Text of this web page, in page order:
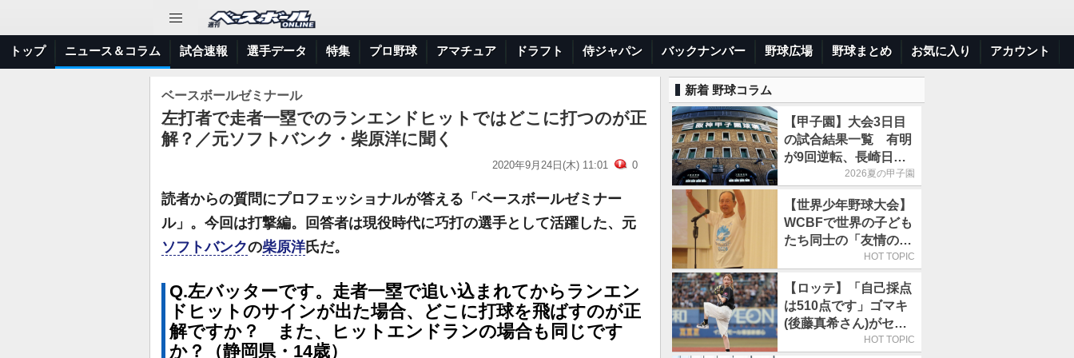
トップ ニュース＆コラム 試合速報 選手データ 特集 プロ野球 アマチュア ドラフト 侍ジャパン バックナンバー 野球広場 野球まとめ お気に入り アカウント
ベースボールゼミナール
左打者で走者一塁でのランエンドヒットではどこに打つのが正
解？／元ソフトバンク・柴原洋に聞く
2020年9月24日(木) 11:01 0
読者からの質問にプロフェッショナルが答える「ベースボールゼミナー
ル」。今回は打撃編。回答者は現役時代に巧打の選手として活躍した、元
ソフトバンクの柴原洋氏だ。
Q.左バッターです。走者一塁で追い込まれてからランエン
ドヒットのサインが出た場合、どこに打球を飛ばすのが正
解ですか？ また、ヒットエンドランの場合も同じです
か？（静岡県・14歳）
新着 野球コラム
【甲子園】大会3日目
の試合結果一覧 有明
が9回逆転、長崎日大
は15得点で大勝2026夏の甲子園
【世界少年野球大会】
WCBFで世界の子ども
たち同士の「友情の
輪」が広がる理由HOT TOPIC
【ロッテ】「自己採点
は510点です」ゴマキ
(後藤真希さん)がセレ
モニアルピッチHOT TOPIC